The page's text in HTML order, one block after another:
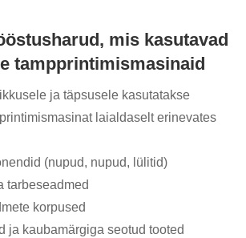
mis kasutavad
tampprintimismasinaid
ja täpsusele kasutatakse
laialdaselt erinevates
(nupud, nupud, lülitid)
tarbeseadmed
korpused
ja kaubamärgiga seotud tooted